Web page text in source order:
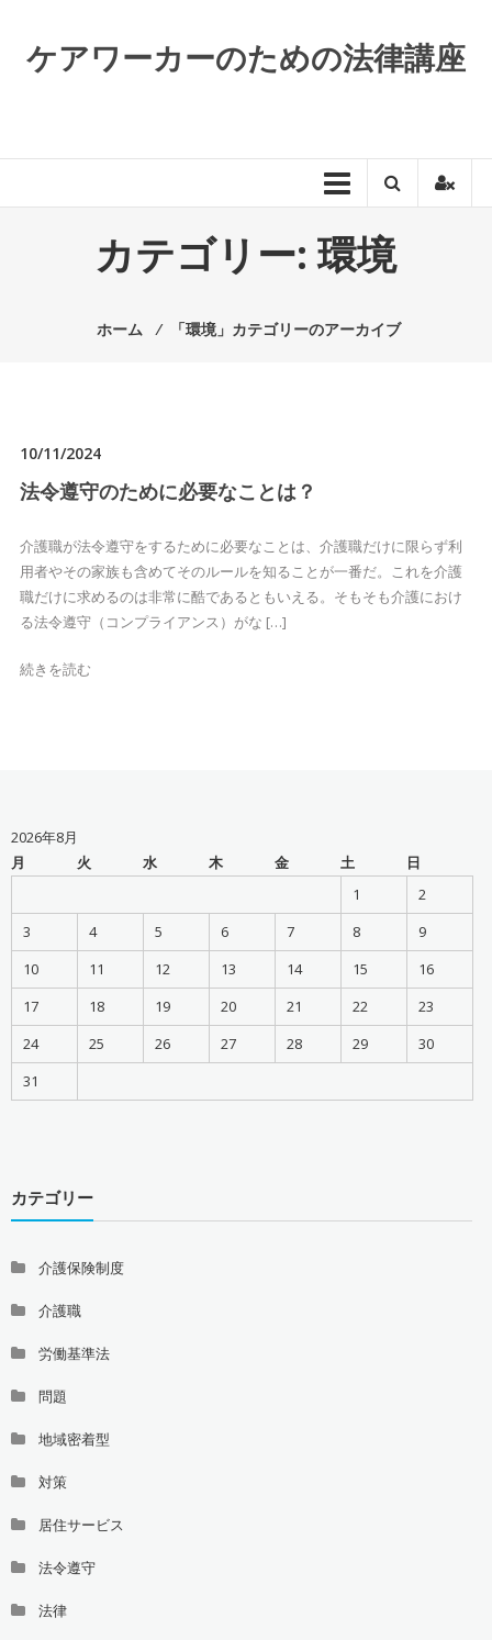
ス
ッ
ケアワーカーのための法律講座
カテゴリー:環境
ホーム ⁄ 「環境」カテゴリーのアーカイブ
10/11/2024
法令遵守のために必要なことは？
介護職が法令遵守をするために必要なことは、介護職だけに限らず利
用者やその家族も含めてそのルールを知ることが一番だ。これを介護
職だけに求めるのは非常に酷であるともいえる。そもそも介護におけ
る法令遵守（コンプライアンス）がな […]
続きを読む
2026年8月
月
火 水 木 金 土
日
1
2
3
4 5 6 7 8
9
10
11 12 13 14 15
16
17
18 19 20 21 22
23
24
25 26 27 28 29
30
31
カテゴリー
介護保険制度
介護職
労働基準法
問題
地域密着型
対策
居住サービス
法令遵守
法律